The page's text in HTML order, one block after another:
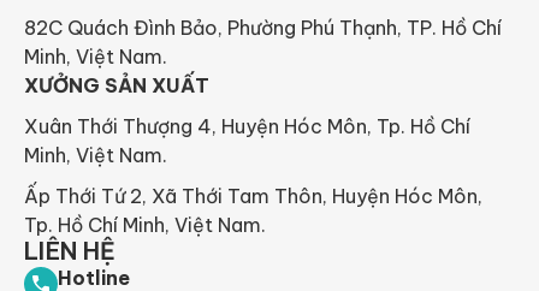
82C Quách Đình Bảo, Phường Phú Thạnh, TP. Hồ Chí
Minh, Việt Nam.
XƯỞNG SẢN XUẤT
Xuân Thới Thượng 4, Huyện Hóc Môn, Tp. Hồ Chí
Minh, Việt Nam.
Ấp Thới Tứ 2, Xã Thới Tam Thôn, Huyện Hóc Môn,
Tp. Hồ Chí Minh, Việt Nam.
LIÊN HỆ
Hotline